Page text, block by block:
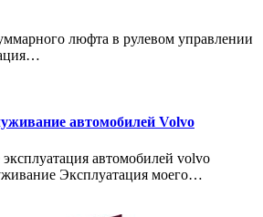
люфта в рулевом управлении
автомобилей Volvo
автомобилей volvo
Эксплуатация моего…